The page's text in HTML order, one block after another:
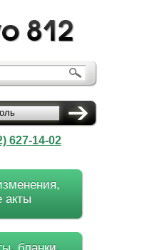
627-14-02
акты